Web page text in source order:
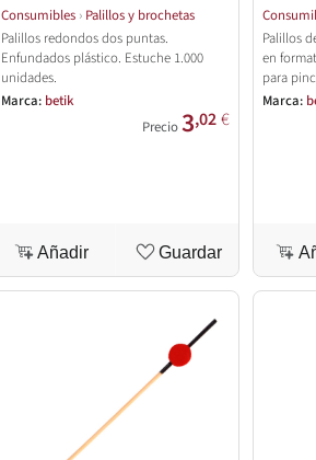
Consumibles › Palillos y brochetas
Palillos redondos dos puntas.
Enfundados plástico. Estuche 1.000
unidades.
Marca: betik
Precio3,02€
Añadir Guardar
Palillos
en
para
Marca: